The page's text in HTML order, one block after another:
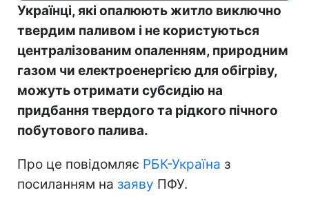
Українці, які опалюють житло виключно
твердим паливом і не користуються
централізованим опаленням, природним
газом чи електроенергією для обігріву,
можуть отримати субсидію на
придбання твердого та рідкого пічного
побутового палива.
Про це повідомляє РБК-Україна з
посиланням на заяву ПФУ.